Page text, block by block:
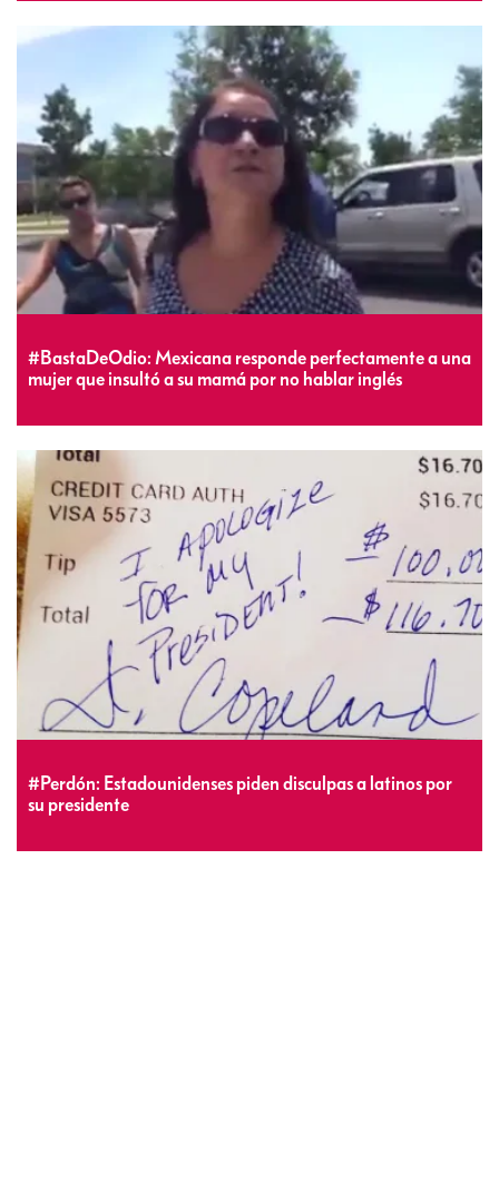
#BastaDeOdio: Mexicana responde perfectamente a una
mujer que insultó a su mamá por no hablar inglés
#Perdón: Estadounidenses piden disculpas a latinos por
su presidente